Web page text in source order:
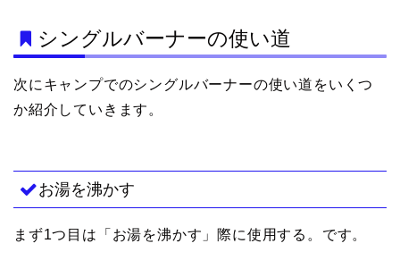
シングルバーナーの使い道
次にキャンプでのシングルバーナーの使い道をいくつ
か紹介していきます。
お湯を沸かす
まず1つ目は「お湯を沸かす」際に使用する。です。